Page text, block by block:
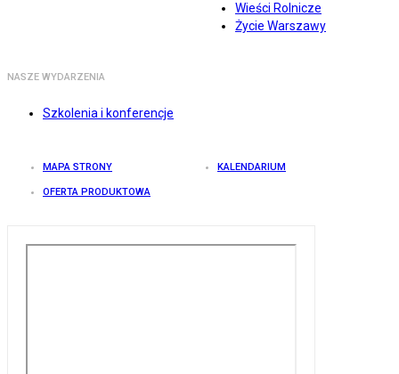
Wieści Rolnicze
Życie Warszawy
NASZE WYDARZENIA
Szkolenia i konferencje
MAPA STRONY KALENDARIUM
OFERTA PRODUKTOWA